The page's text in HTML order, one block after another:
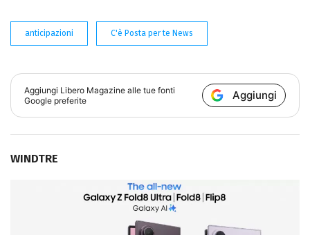
anticipazioni C'è Posta per te News
Aggiungi Libero Magazine alle tue fonti
Google preferite
Aggiungi
WINDTRE